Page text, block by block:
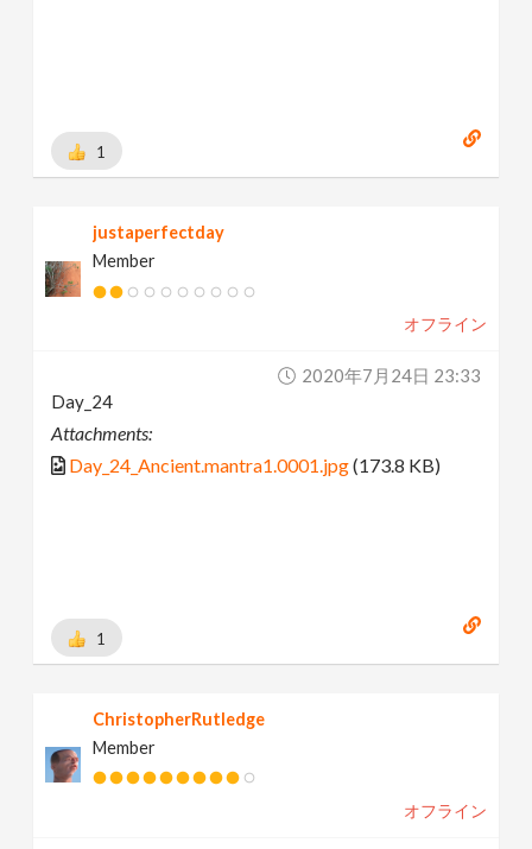
1
justaperfectday
Member
オフライン
2020年7月24日 23:33
Day_24
Attachments:
Day_24_Ancient.mantra1.0001.jpg(173.8 KB)
1
ChristopherRutledge
Member
オフライン